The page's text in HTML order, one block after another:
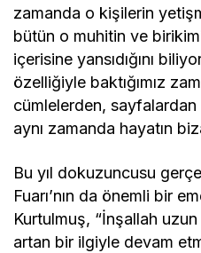
zamanda o kişilerin
bütün o muhitin ve
içerisine yansıdığını
özelliğiyle baktığımız
cümlelerden,
aynı zamanda hayatın
Bu yıl dokuzuncusu
Fuarı’nın da önemli bir
Kurtulmuş, “İnşallah uzun
artan bir ilgiyle devam